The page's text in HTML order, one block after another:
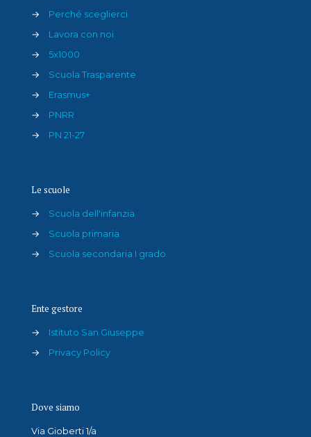
→
Perché sceglierci
→
Lavora con noi
→
5x1000
→
Scuola Trasparente
→
Erasmus+
→
PNRR
→
PN 21-27
Le scuole
→
Scuola dell'infanzia
→
Scuola primaria
→
Scuola secondaria I grado
Ente gestore
→
Istituto San Giuseppe
→
Privacy Policy
Dove siamo
Via Gioberti 1/a